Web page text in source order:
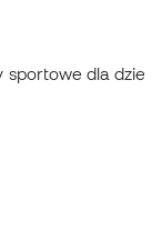
sportowe dla dzieci